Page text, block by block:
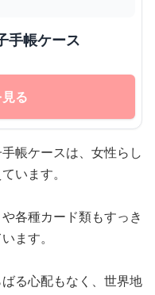
手帳ケース
る
帳ケースは、女性らし
います。
各種カード類もすっき
ます。
る心配もなく、世界地